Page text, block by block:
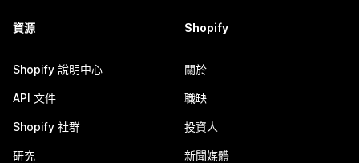
資源
Shopify 說明中心
API 文件
Shopify 社群
研究
Shopify
關於
職缺
投資人
新聞媒體